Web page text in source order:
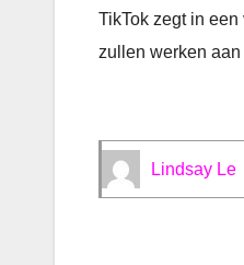
TikTok zegt in
zullen werken
Lindsay Le